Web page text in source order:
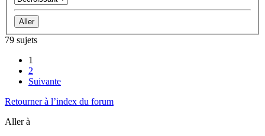
79 sujets
1
2
Suivante
Retourner à l’index du forum
Aller à